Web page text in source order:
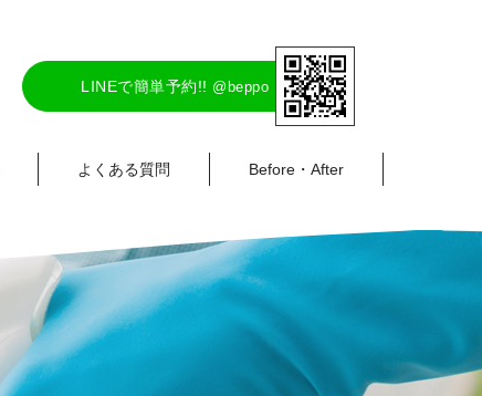
LINEで簡単予約!! @beppo
よくある質問 Before・After